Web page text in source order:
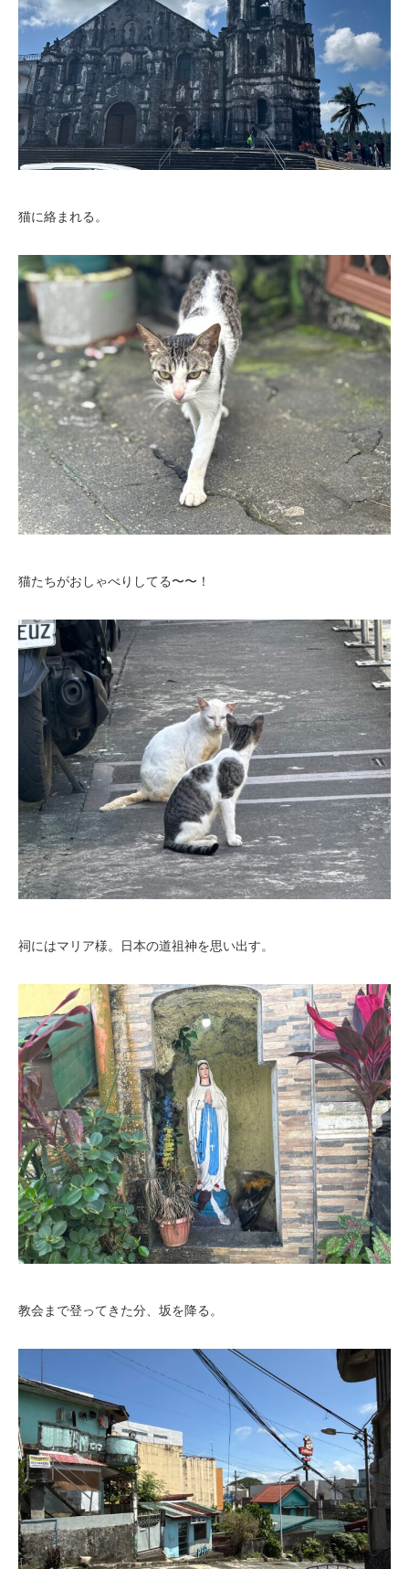
猫に絡まれる。
猫たちがおしゃべりしてる〜〜！
祠にはマリア様。日本の道祖神を思い出す。
教会まで登ってきた分、坂を降る。